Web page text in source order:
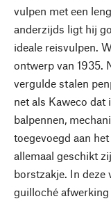
vulpen met een
anderzijds ligt hij
ideale reisvulpen.
ontwerp van 1935.
vergulde stalen
net als Kaweco dat
balpennen,
toegevoegd aan
allemaal geschikt
borstzakje. In deze
guilloché